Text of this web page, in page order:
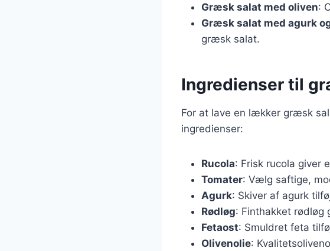
Græsk salat med oliven:
Græsk salat med agurk
græsk salat.
Ingredienser til
For at lave en lækker græsk
ingredienser:
Rucola: Frisk rucola giver
Tomater: Vælg saftige,
Agurk: Skiver af agurk
Rødløg: Finthakket rødløg
Fetaost: Smuldret feta
Olivenolie: